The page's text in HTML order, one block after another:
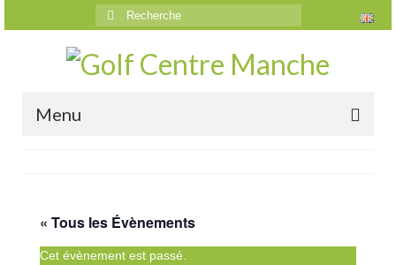
Rechercher
:
Menu
« Tous les Évènements
Cet évènement est passé.